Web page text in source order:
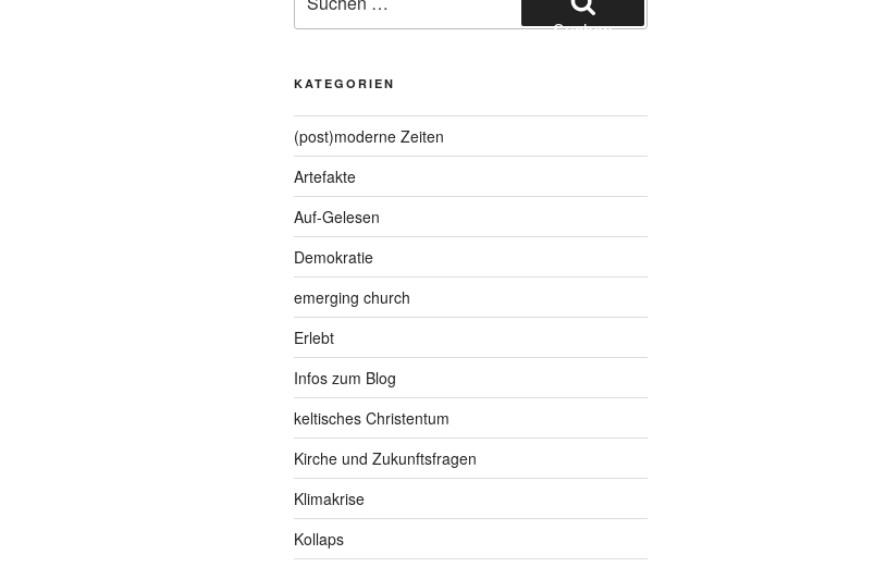
nach:
Suchen
KATEGORIEN
(post)moderne Zeiten
Artefakte
Auf-Gelesen
Demokratie
emerging church
Erlebt
Infos zum Blog
keltisches Christentum
Kirche und Zukunftsfragen
Klimakrise
Kollaps